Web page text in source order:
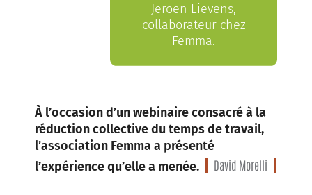
Jeroen Lievens,
collaborateur chez
Femma.
À l’occasion d’un webinaire consacré à la
réduction collective du temps de travail,
l’association Femma a présenté
l’expérience qu’elle a menée.
David Morelli